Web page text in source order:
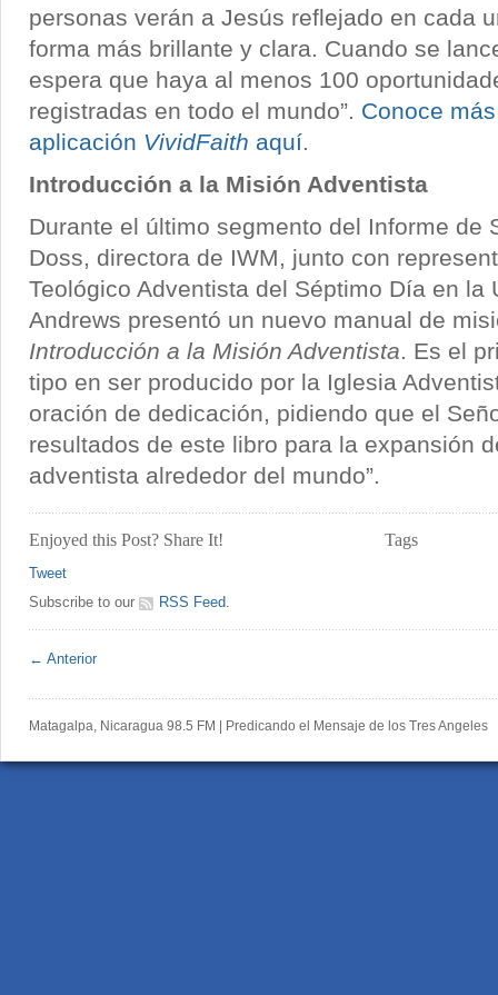
personas verán a Jesús reflejado en cada
forma más brillante y clara. Cuando se
espera que haya al menos 100
registradas en todo el mundo”. Conoce
aplicación VividFaith aquí.
Introducción a la Misión Adventista
Durante el último segmento del Informe de
Doss, directora de IWM, junto con
Teológico Adventista del Séptimo Día en la
Andrews presentó un nuevo manual de
Introducción a la Misión Adventista. Es el
tipo en ser producido por la Iglesia
oración de dedicación, pidiendo que el
resultados de este libro para la expansión
adventista alrededor del mundo”.
Enjoyed this Post? Share It!
Tweet
Subscribe to our
RSS Feed.
Tags
← Anterior
Matagalpa, Nicaragua 98.5 FM | Predicando el Mensaje de los Tres Angeles